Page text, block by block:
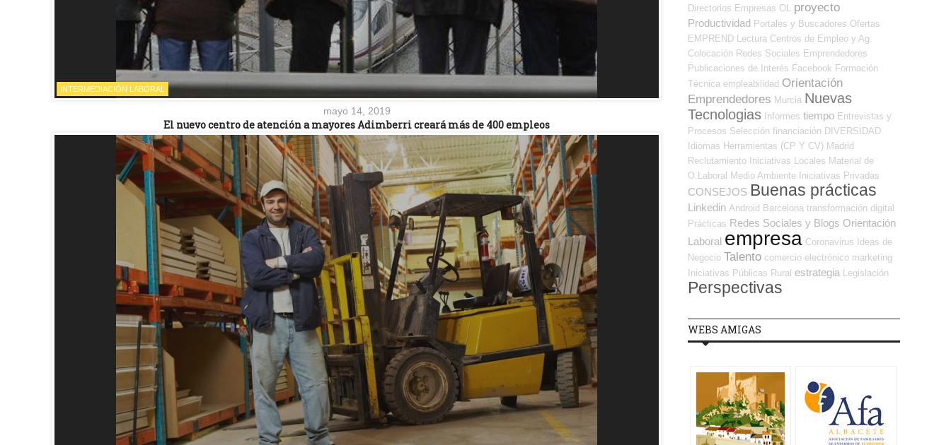
INTERMEDIACIÓN LABORAL
mayo 14, 2019
El nuevo centro de atención a mayores Adimberri creará más de 400 empleos
Directorios Empresas OL
proyecto
Productividad Portales y Buscadores Ofertas
EMPREND
Lectura Centros de Empleo y Ag.
Colocación Redes Sociales Emprendedores
Publicaciones de Interés Facebook Formación
Técnica empleabilidad Orientación
Emprendedores Murcia Nuevas
Tecnologias Informes tiempo Entrevistas y
Procesos Selección financiación DIVERSIDAD
Idiomas Herramientas (CP Y CV) Madrid
Reclutamiento Iniciativas Locales Material de
O.Laboral
Medio Ambiente Iniciativas Privadas
CONSEJOS Buenas prácticas
Linkedin Android Barcelona transformación digital
Prácticas Redes Sociales y Blogs Orientación
Laboral empresa Coronavirus
Ideas de
Negocio Talento comercio electrónico marketing
Iniciativas Públicas Rural estrategia Legislación
Perspectivas
WEBS AMIGAS